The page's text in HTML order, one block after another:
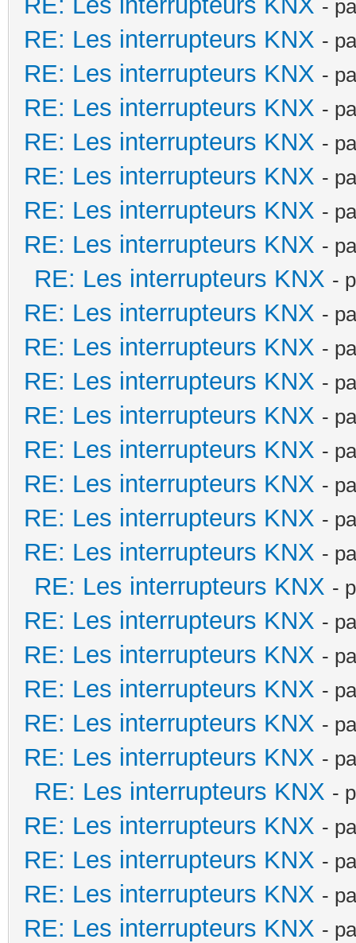
-
RE: Les interrupteurs KNX -
RE: Les interrupteurs KNX -
RE: Les interrupteurs KNX -
RE: Les interrupteurs KNX -
RE: Les interrupteurs KNX -
RE: Les interrupteurs KNX -
RE: Les interrupteurs KNX -
RE: Les interrupteurs KNX -
RE: Les interrupteurs KNX -
RE: Les interrupteurs KNX -
RE: Les interrupteurs KNX -
RE: Les interrupteurs KNX -
RE: Les interrupteurs KNX -
RE: Les interrupteurs KNX -
RE: Les interrupteurs KNX -
RE: Les interrupteurs KNX -
RE: Les interrupteurs KNX -
RE: Les interrupteurs KNX -
RE: Les interrupteurs KNX -
RE: Les interrupteurs KNX -
RE: Les interrupteurs KNX -
RE: Les interrupteurs KNX -
RE: Les interrupteurs KNX -
RE: Les interrupteurs KNX -
RE: Les interrupteurs KNX -
RE: Les interrupteurs KNX -
RE: Les interrupteurs KNX -